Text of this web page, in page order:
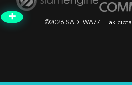
➕
open ROMEOUNO
©2026 SADEWA77. Hak